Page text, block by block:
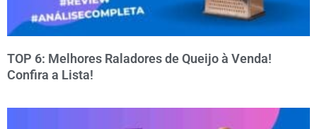
TOP 6: Melhores Raladores de Queijo à Venda!
Confira a Lista!